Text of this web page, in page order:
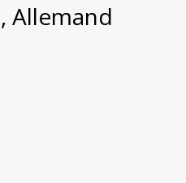
Allemand